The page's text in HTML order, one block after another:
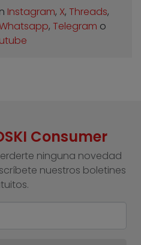
Instagram, X, Threads,
, Telegram o
Consumer
ninguna novedad
nuestros boletines